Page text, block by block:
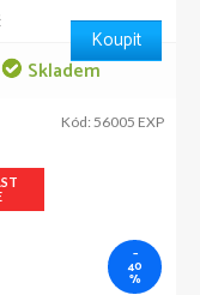
Skladem
Koupit
–
40
%
Kód: 56005 EXP